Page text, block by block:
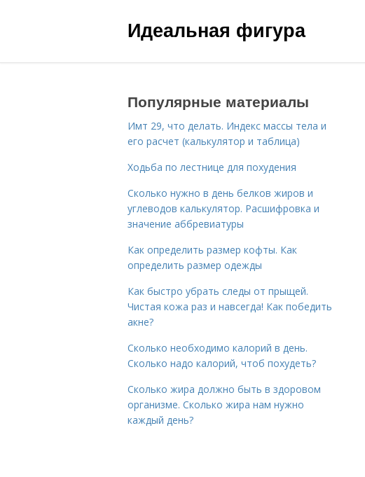
Идеальная фигура
Популярные материалы
Имт 29, что делать. Индекс массы тела и
его расчет (калькулятор и таблица)
Ходьба по лестнице для похудения
Сколько нужно в день белков жиров и
углеводов калькулятор. Расшифровка и
значение аббревиатуры
Как определить размер кофты. Как
определить размер одежды
Как быстро убрать следы от прыщей.
Чистая кожа раз и навсегда! Как победить
акне?
Сколько необходимо калорий в день.
Сколько надо калорий, чтоб похудеть?
Сколько жира должно быть в здоровом
организме. Сколько жира нам нужно
каждый день?